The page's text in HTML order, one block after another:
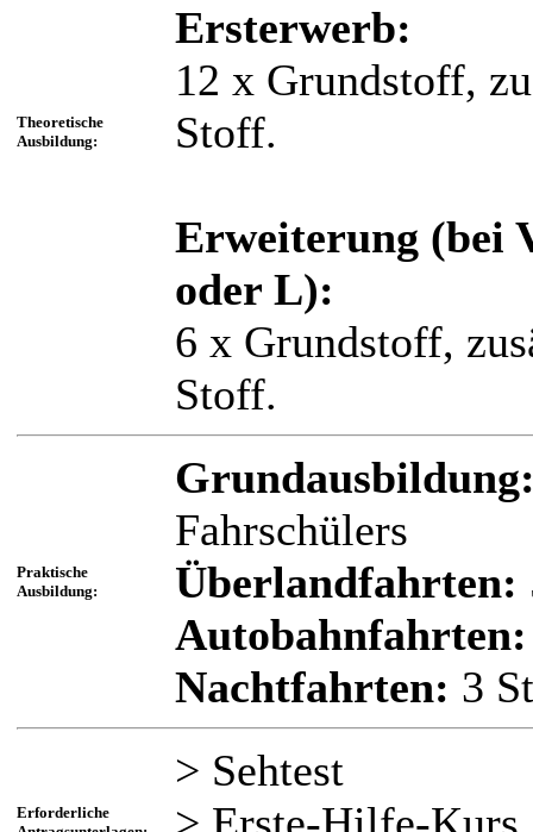
Theoretische
Ausbildung:
Ersterwerb:
12 x Grundstoff,
Stoff.
Erweiterung (bei
oder L):
6 x Grundstoff,
Stoff.
Praktische
Ausbildung:
Fahrschülers
Überlandfahrten:
Autobahnfahrten:
Nachtfahrten: 3
Erforderliche
> Sehtest